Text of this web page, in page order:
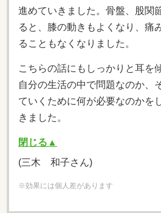
進めていきました。骨盤、股関
ると、膝の動きもよくなり、痛
ることもなくなりました。
こちらの話にもしっかりと耳を
自分の生活の中で問題なのか、
ていくために何が必要なのかを
きました。
閉じる▲
(三木 和子さん)
※効果には個人差があります